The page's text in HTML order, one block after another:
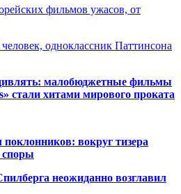
фильмов ужасов, от
одноклассник Паттинсона
малобюджетные фильмы
стали хитами мирового проката
вокруг тизера
споры
неожиданно возглавил